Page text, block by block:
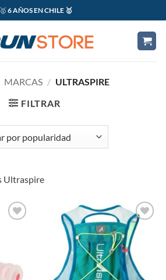
🥇 6 AÑOS EN CHILE 🥇
MARCAS / ULTRASPIRE
FILTRAR
Ultraspire
Add to
wishlist